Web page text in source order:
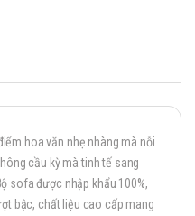
hoa văn nhẹ nhàng mà nỗi
cầu kỳ mà tinh tế sang
sofa được nhập khẩu 100%,
bậc, chất liệu cao cấp mang